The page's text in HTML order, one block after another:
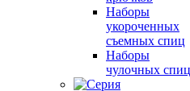
Наборы
укороченных
съемных спиц
Наборы
чулочных спиц